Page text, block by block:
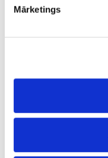
Mārketings